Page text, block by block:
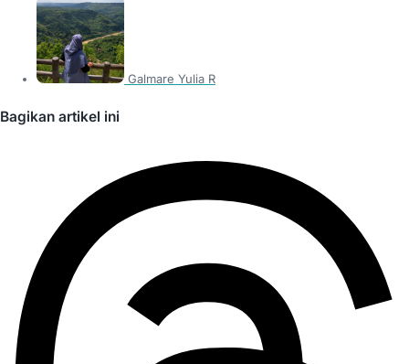
Galmare Yulia R
Bagikan artikel ini